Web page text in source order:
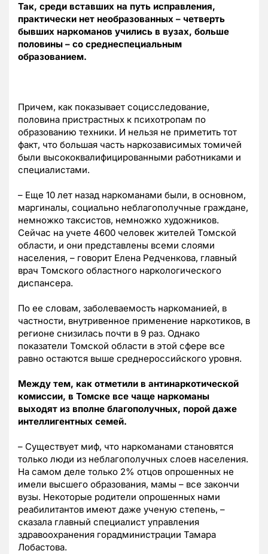
Так, среди вставших на путь исправления,
практически нет необразованных – четверть
бывших наркоманов учились в вузах, больше
половины – со среднеспециальным
образованием.
Причем, как показывает социсследование,
половина пристрастных к психотропам по
образованию техники. И нельзя не приметить тот
факт, что большая часть наркозависимых томичей
были высококвалифицированными работниками и
специалистами.
– Еще 10 лет назад наркоманами были, в основном,
маргиналы, социально неблагополучные граждане,
немножко таксистов, немножко художников.
Сейчас на учете 4600 человек жителей Томской
области, и они представлены всеми слоями
населения, – говорит Елена Редченкова, главный
врач Томского областного наркологического
диспансера.
По ее словам, заболеваемость наркоманией, в
частности, внутривенное применение наркотиков, в
регионе снизилась почти в 9 раз. Однако
показатели Томской области в этой сфере все
равно остаются выше среднероссийского уровня.
Между тем, как отметили в антинаркотической
комиссии, в Томске все чаще наркоманы
выходят из вполне благополучных, порой даже
интеллигентных семей.
– Существует миф, что наркоманами становятся
только люди из неблагополучных слоев населения.
На самом деле только 2% отцов опрошенных не
имели высшего образования, мамы – все закончи
вузы. Некоторые родители опрошенных нами
реабилитантов имеют даже ученую степень, –
сказала главный специалист управления
здравоохранения горадминистрации Тамара
Лобастова.